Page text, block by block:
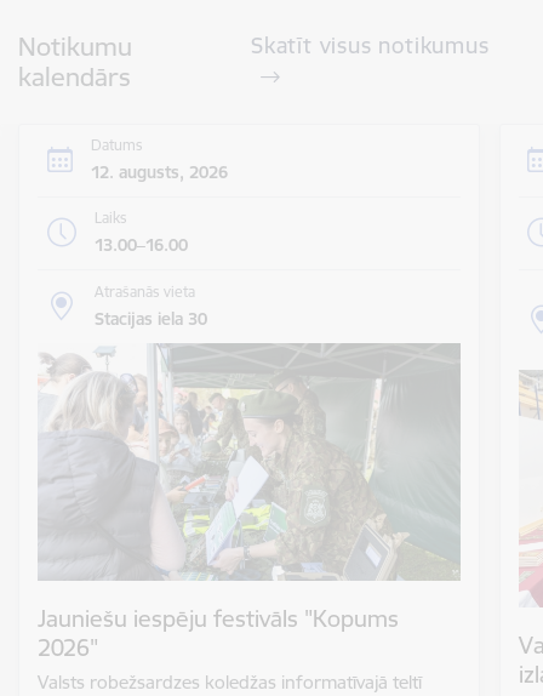
Notikumu
kalendārs
Skatīt visus notikumus
Datums
12. augusts, 2026
Laiks
13.00–16.00
Atrašanās vieta
Stacijas iela 30
Jauniešu iespēju festivāls "Kopums
2026"
Valsts robežsardzes koledžas informatīvajā teltī